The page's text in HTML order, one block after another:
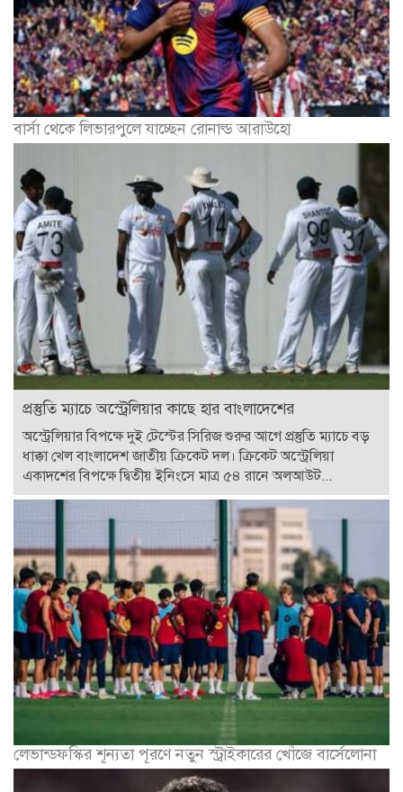
বার্সা থেকে লিভারপুলে যাচ্ছেন রোনাল্ড আরাউহো
প্রস্তুতি ম্যাচে অস্ট্রেলিয়ার কাছে হার বাংলাদেশের
অস্ট্রেলিয়ার বিপক্ষে দুই টেস্টের সিরিজ শুরুর আগে প্রস্তুতি ম্যাচে বড়
ধাক্কা খেল বাংলাদেশ জাতীয় ক্রিকেট দল। ক্রিকেট অস্ট্রেলিয়া
একাদশের বিপক্ষে দ্বিতীয় ইনিংসে মাত্র ৫৪ রানে অলআউট...
লেভান্ডফস্কির শূন্যতা পূরণে নতুন স্ট্রাইকারের খোঁজে বার্সেলোনা